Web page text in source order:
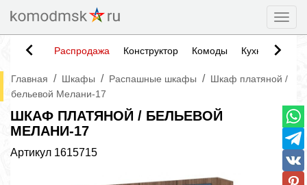
Распродажа Конструктор Комоды Кухни
Главная / Шкафы / Распашные шкафы / Шкаф платяной /
бельевой Мелани-17
ШКАФ ПЛАТЯНОЙ / БЕЛЬЕВОЙ
МЕЛАНИ-17
Артикул 1615715